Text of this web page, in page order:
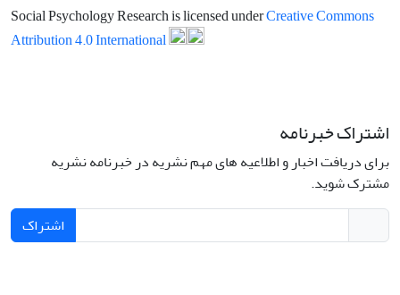
Social Psychology Research is licensed underCreative Commons
Attribution 4.0 International
اشتراک خبرنامه
برای دریافت اخبار و اطلاعیه های مهم نشریه در خبرنامه نشریه
مشترک شوید.
اشتراک